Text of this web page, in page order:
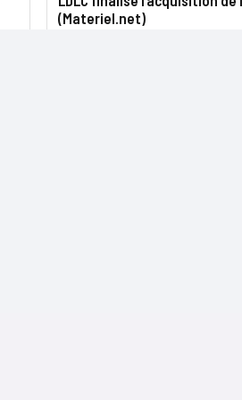
(Materiel.net)